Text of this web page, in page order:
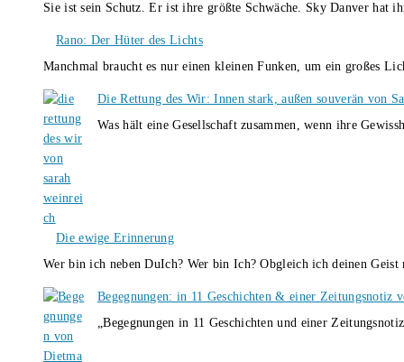
Sie ist sein Schutz. Er ist ihre größte Schwäche. Sky Danver
Rano: Der Hüter des Lichts
Manchmal braucht es nur einen kleinen Funken, um ein großes
Die Rettung des Wir: Innen stark, außen souverän von
Was hält eine Gesellschaft zusammen, wenn ihre
Die ewige Erinnerung
Wer bin ich neben DuIch? Wer bin Ich? Obgleich ich deinen
Begegnungen: in 11 Geschichten & einer Zeitungsnotiz
„Begegnungen in 11 Geschichten und einer